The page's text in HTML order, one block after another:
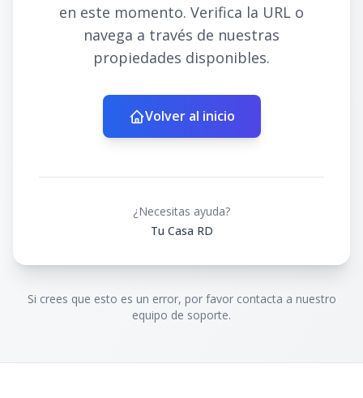
en este momento. Verifica la URL o
navega a través de nuestras
propiedades disponibles.
Volver al inicio
¿Necesitas ayuda?
Tu Casa RD
Si crees que esto es un error, por favor contacta a nuestro
equipo de soporte.